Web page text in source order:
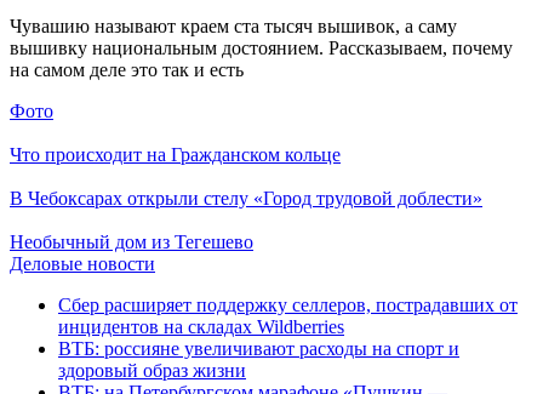
Чувашию называют краем ста тысяч вышивок, а саму
вышивку национальным достоянием. Рассказываем, почему
на самом деле это так и есть
Фото
Что происходит на Гражданском кольце
В Чебоксарах открыли стелу «Город трудовой доблести»
Необычный дом из Тегешево
Деловые новости
Сбер расширяет поддержку селлеров, пострадавших от
инцидентов на складах Wildberries
ВТБ: россияне увеличивают расходы на спорт и
здоровый образ жизни